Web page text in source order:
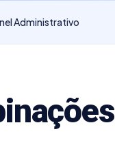
Administrativo